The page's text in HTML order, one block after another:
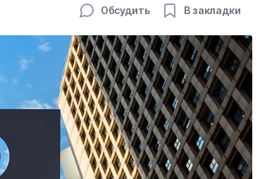
Обсудить В закладки